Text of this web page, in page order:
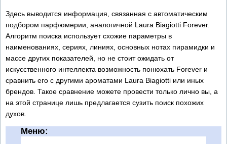
Здесь выводится информация, связанная с автоматическим
подбором парфюмерии, аналогичной Laura Biagiotti Forever.
Алгоритм поиска использует схожие параметры в
наименованиях, сериях, линиях, основных нотах пирамидки и
массе других показателей, но не стоит ожидать от
искусственного интеллекта возможность понюхать Forever и
сравнить его с другими ароматами Laura Biagiotti или иных
брендов. Такое сравнение можете провести только лично вы, а
на этой странице лишь предлагается сузить поиск похожих
духов.
Меню: